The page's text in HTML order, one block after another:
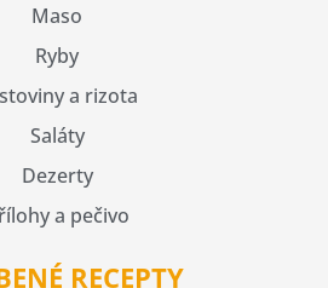
Maso
Ryby
a rizota
Saláty
Dezerty
a pečivo
RECEPTY